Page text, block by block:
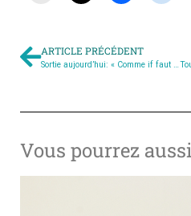
ARTICLE PRÉCÉDENT
Sortie aujourd’hui: « Comme if faut » de Benjamin Audoye
Vous pourrez